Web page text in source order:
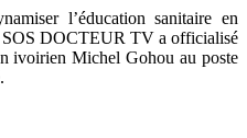
l’éducation sanitaire en
SOS DOCTEUR TV a officialisé
ivoirien Michel Gohou au poste